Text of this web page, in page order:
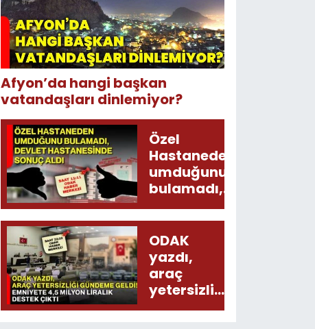
Afyon’da hangi başkan
vatandaşları dinlemiyor?
Özel
Hastaneden
umduğunu
bulamadı,
Devlet
Hastanesinde
sonuç aldı
ODAK
yazdı,
araç
yetersizliği
gündeme